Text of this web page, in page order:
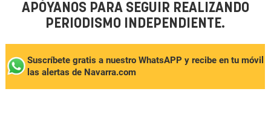
APÓYANOS PARA SEGUIR REALIZANDO
PERIODISMO INDEPENDIENTE.
Suscríbete gratis a nuestro WhatsAPP y recibe en tu móvil
las alertas de Navarra.com